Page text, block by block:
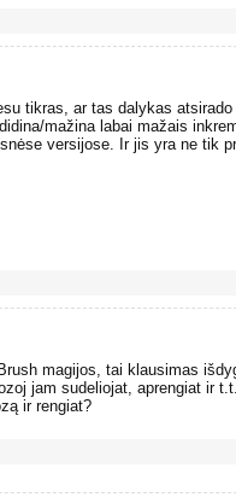
tikras, ar tas dalykas
mažina labai mažais
versijose. Ir jis yra ne tik
magijos, tai klausimas
jam sudeliojat, aprengiat ir
ir rengiat?